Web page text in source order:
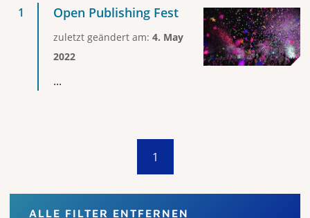
Open Publishing Fest
zuletzt geändert am: 4. May
2022
...
1
ALLE FILTER ENTFERNEN